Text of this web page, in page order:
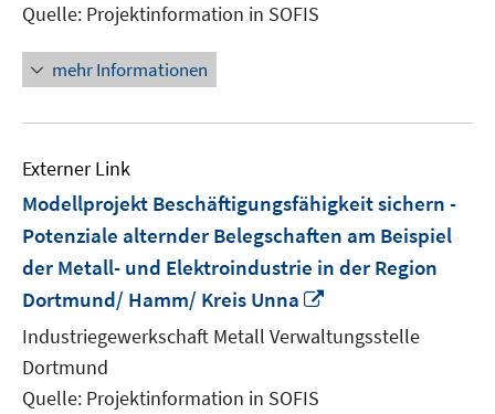
Quelle: Projektinformation in SOFIS
mehr Informationen
Externer Link
Modellprojekt Beschäftigungsfähigkeit sichern -
Potenziale alternder Belegschaften am Beispiel
der Metall- und Elektroindustrie in der Region
Dortmund/ Hamm/ Kreis Unna
Fenster
Industriegewerkschaft Metall Verwaltungsstelle
Dortmund
Quelle: Projektinformation in SOFIS